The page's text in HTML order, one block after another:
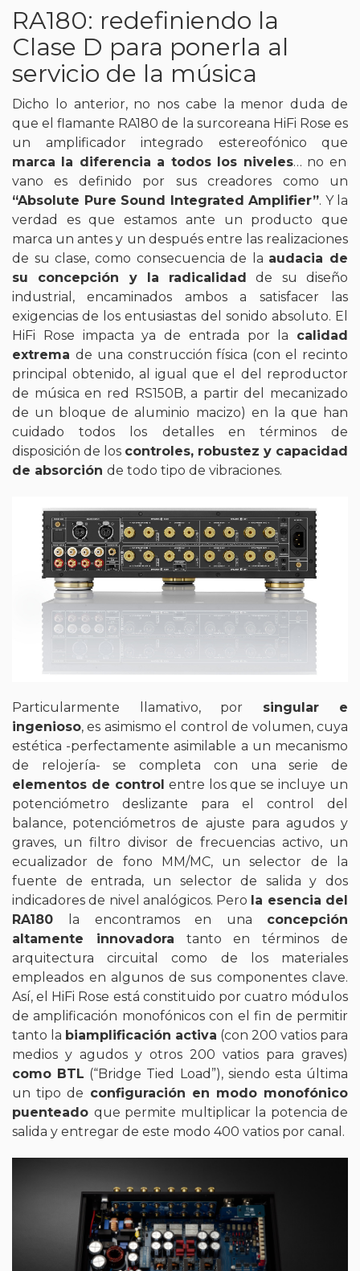
RA180: redefiniendo la
Clase D para ponerla al
servicio de la música
Dicho lo anterior, no nos cabe la menor duda de
que el flamante RA180 de la surcoreana HiFi Rose es
un amplificador integrado estereofónico que
marca la diferencia a todos los niveles… no en
vano es definido por sus creadores como un
“Absolute Pure Sound Integrated Amplifier”. Y la
verdad es que estamos ante un producto que
marca un antes y un después entre las realizaciones
de su clase, como consecuencia de la audacia de
su concepción y la radicalidad de su diseño
industrial, encaminados ambos a satisfacer las
exigencias de los entusiastas del sonido absoluto. El
HiFi Rose impacta ya de entrada por la calidad
extrema de una construcción física (con el recinto
principal obtenido, al igual que el del reproductor
de música en red RS150B, a partir del mecanizado
de un bloque de aluminio macizo) en la que han
cuidado todos los detalles en términos de
disposición de los controles, robustez y capacidad
de absorción de todo tipo de vibraciones.
Particularmente llamativo, por singular e
ingenioso, es asimismo el control de volumen, cuya
estética -perfectamente asimilable a un mecanismo
de relojería- se completa con una serie de
elementos de control entre los que se incluye un
potenciómetro deslizante para el control del
balance, potenciómetros de ajuste para agudos y
graves, un filtro divisor de frecuencias activo, un
ecualizador de fono MM/MC, un selector de la
fuente de entrada, un selector de salida y dos
indicadores de nivel analógicos. Pero la esencia del
RA180
la encontramos en una concepción
altamente innovadora tanto en términos de
arquitectura circuital como de los materiales
empleados en algunos de sus componentes clave.
Así, el HiFi Rose está constituido por cuatro módulos
de amplificación monofónicos con el fin de permitir
tanto la biamplificación activa (con 200 vatios para
medios y agudos y otros 200 vatios para graves)
como BTL (“Bridge Tied Load”), siendo esta última
un tipo de configuración en modo monofónico
puenteado que permite multiplicar la potencia de
salida y entregar de este modo 400 vatios por canal.